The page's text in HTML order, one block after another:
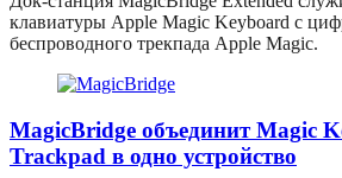
клавиатуры Apple Magic Keyboard с
беспроводного трекпада Apple Magic.
MagicBridge объединит Magic
Trackpad в одно устройство